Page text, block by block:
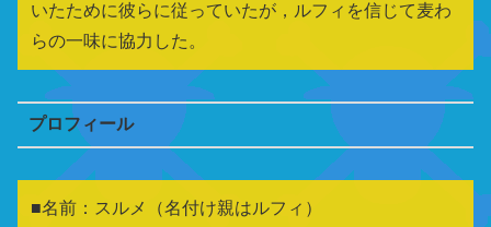
いたために彼らに従っていたが，ルフィを信じて麦わ
らの一味に協力した。
プロフィール
■名前：スルメ（名付け親はルフィ）